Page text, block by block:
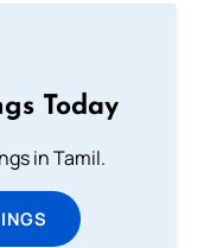
Today
in Tamil.